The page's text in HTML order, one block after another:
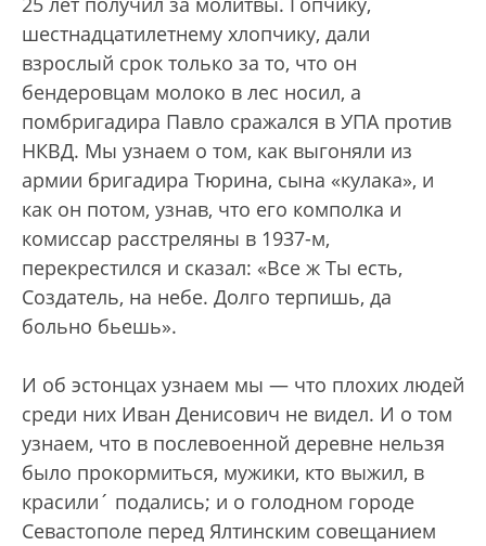
шестнадцатилетнему хлопчику, дали
взрослый срок только за то, что он
бендеровцам молоко в лес носил, а
помбригадира Павло сражался в УПА против
НКВД. Мы узнаем о том, как выгоняли из
армии бригадира Тюрина, сына «кулака», и
как он потом, узнав, что его комполка и
комиссар расстреляны в 1937-м,
перекрестился и сказал: «Все ж Ты есть,
Создатель, на небе. Долго терпишь, да
больно бьешь».
И об эстонцах узнаем мы — что плохих людей
среди них Иван Денисович не видел. И о том
узнаем, что в послевоенной деревне нельзя
было прокормиться, мужики, кто выжил, в
красили´ подались; и о голодном городе
Севастополе перед Ялтинским совещанием